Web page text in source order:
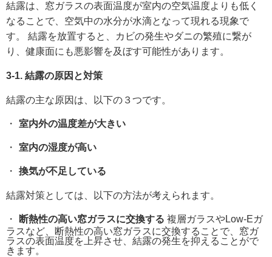
結露は、窓ガラスの表面温度が室内の空気温度よりも低く
なることで、空気中の水分が水滴となって現れる現象で
す。 結露を放置すると、カビの発生やダニの繁殖に繋が
り、健康面にも悪影響を及ぼす可能性があります。
3-1. 結露の原因と対策
結露の主な原因は、以下の３つです。
室内外の温度差が大きい
室内の湿度が高い
換気が不足している
結露対策としては、以下の方法が考えられます。
断熱性の高い窓ガラスに交換する 複層ガラスやLow-Eガ
ラスなど、断熱性の高い窓ガラスに交換することで、窓ガ
ラスの表面温度を上昇させ、結露の発生を抑えることがで
きます。